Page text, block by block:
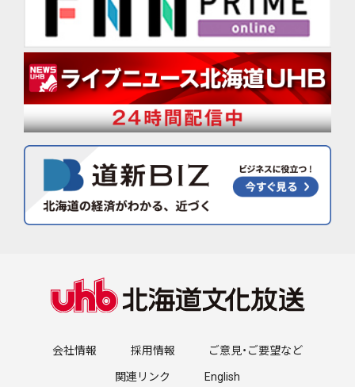
会社情報 採用情報 ご意見・ご要望など
関連リンク English